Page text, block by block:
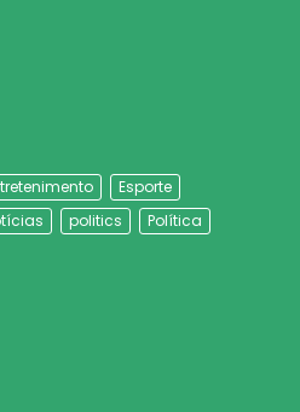
Esporte
politics
Política